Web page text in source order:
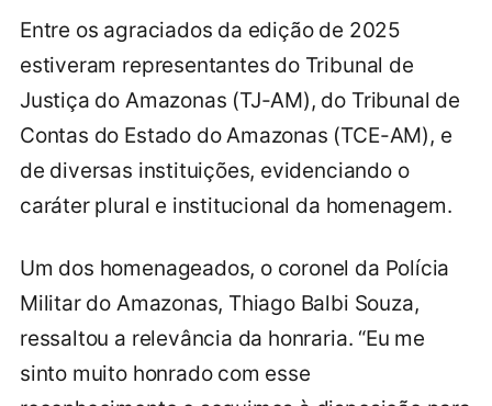
Entre os agraciados da edição de 2025
estiveram representantes do Tribunal de
Justiça do Amazonas (TJ-AM), do Tribunal de
Contas do Estado do Amazonas (TCE-AM), e
de diversas instituições, evidenciando o
caráter plural e institucional da homenagem.
Um dos homenageados, o coronel da Polícia
Militar do Amazonas, Thiago Balbi Souza,
ressaltou a relevância da honraria. “Eu me
sinto muito honrado com esse